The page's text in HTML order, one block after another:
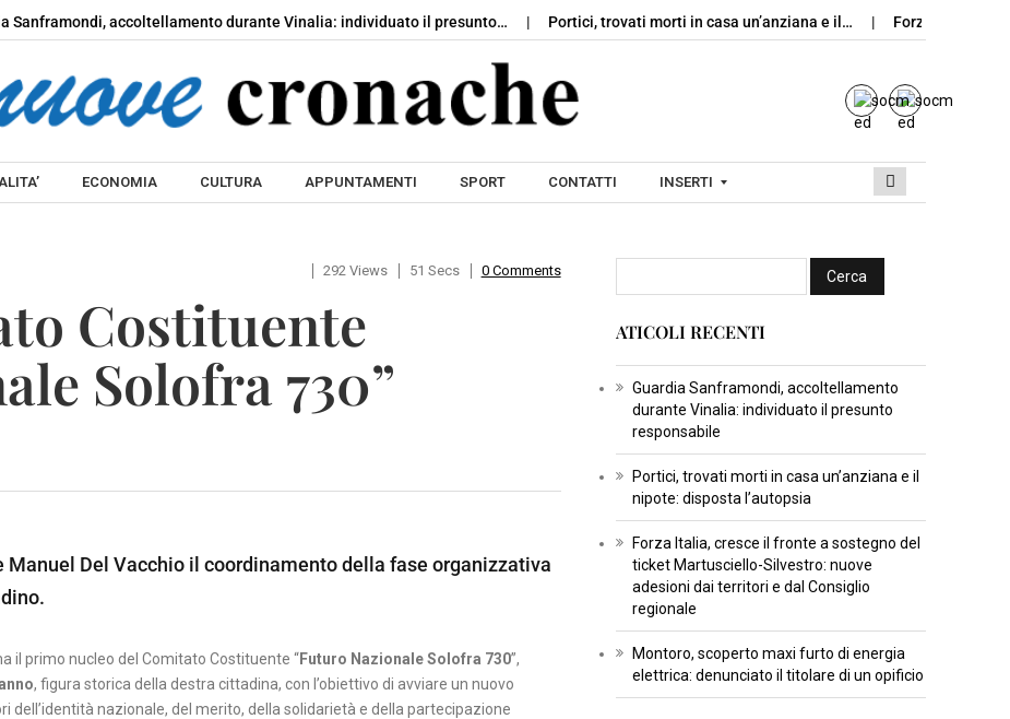
Sanframondi, accoltellamento durante Vinalia: individuato il presunto… Portici, trovati morti in casa un’anziana e il… Forza Italia,
Skip to content
ECONOMIA CULTURA APPUNTAMENTI SPORT CONTATTI INSERTI
S
R
T
I
C
U
U
R
292 Views 51 Secs 0 Comments
Costituente
Solofra 730”
Manuel Del Vacchio il coordinamento della fase organizzativa
il primo nucleo del Comitato Costituente “Futuro Nazionale Solofra 730”,
, figura storica della destra cittadina, con l’obiettivo di avviare un nuovo
dell’identità nazionale, del merito, della solidarietà e della partecipazione
ATICOLI RECENTI
Guardia Sanframondi, accoltellamento
durante Vinalia: individuato il presunto
responsabile
Portici, trovati morti in casa un’anziana e il
nipote: disposta l’autopsia
Forza Italia, cresce il fronte a sostegno del
ticket Martusciello-Silvestro: nuove
adesioni dai territori e dal Consiglio
regionale
Montoro, scoperto maxi furto di energia
elettrica: denunciato il titolare di un opificio